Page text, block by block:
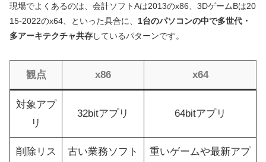
現場でよくあるのは、会計ソフトAは2013のx86、3DゲームBは20
15-2022のx64、といった具合に、 1台のパソコンの中で多世代・
多アーキテクチャ共存しているパターンです。
観点 x86 x64
対象アプ
リ
32bitアプリ 64bitアプリ
削除リス
古い業務ソフト
重いゲームや最新アプ